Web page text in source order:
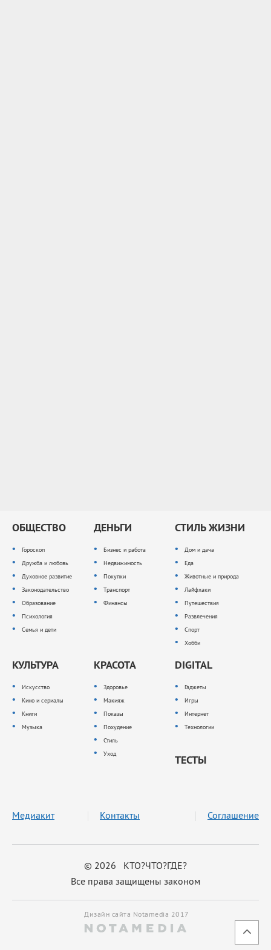
ОБЩЕСТВО
Гороскоп
Дружба и любовь
Духовное развитие
Законодательство
Образование
Психология
Семья и дети
ДЕНЬГИ
Бизнес и работа
Недвижимость
Покупки
Транспорт
Финансы
СТИЛЬ ЖИЗНИ
Дом и дача
Еда
Животные и природа
Лайфхаки
Путешествия
Развлечения
Спорт
Хобби
КУЛЬТУРА
Искусство
Кино и сериалы
Книги
Музыка
КРАСОТА
Здоровье
Макияж
Показы
Похудение
Стиль
Уход
DIGITAL
Гаджеты
Игры
Интернет
Технологии
ТЕСТЫ
© 2026 КТО?ЧТО?ГДЕ?
Все права защищены законом
Медиакит Контакты Соглашение
Дизайн сайта Notamedia 2017